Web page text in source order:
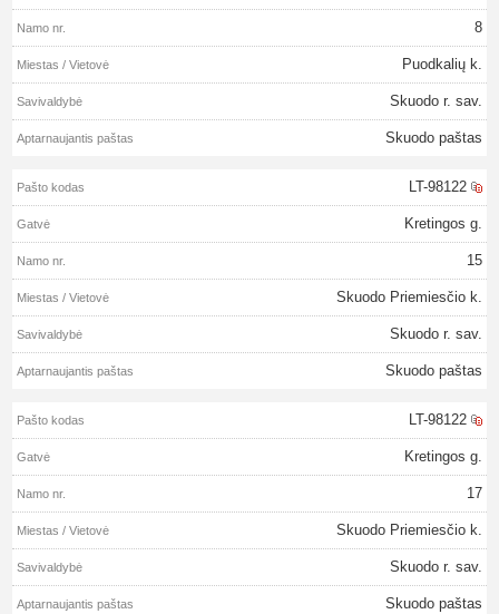
8
Puodkalių k.
Skuodo r. sav.
Skuodo paštas
LT-98122
Kretingos g.
15
Skuodo Priemiesčio k.
Skuodo r. sav.
Skuodo paštas
LT-98122
Kretingos g.
17
Skuodo Priemiesčio k.
Skuodo r. sav.
Skuodo paštas